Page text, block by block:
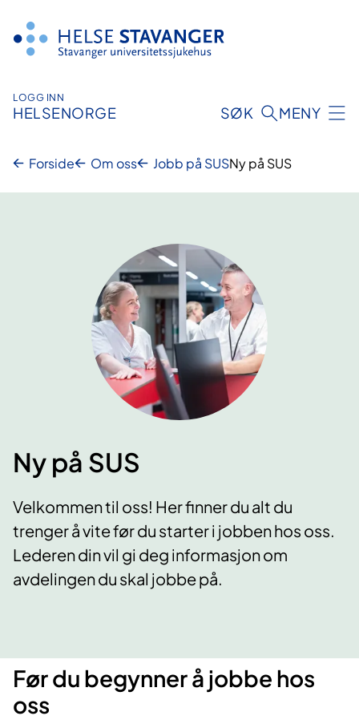
innhold
LOGG INN
HELSENORGE SØK MENY
Forside Om oss Jobb på SUSNy på SUS
Ny på SUS
Velkommen til oss! Her finner du alt du
trenger å vite før du starter i jobben hos oss.
Lederen din vil gi deg informasjon om
avdelingen du skal jobbe på.
Før du begynner å jobbe hos
oss